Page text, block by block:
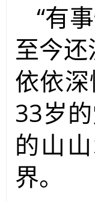
“有
至今
依依
33岁
的山
界。